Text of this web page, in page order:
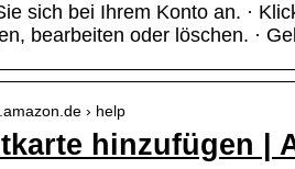
sich bei Ihrem Konto an. ·
bearbeiten oder löschen. ·
› help
hinzufügen |